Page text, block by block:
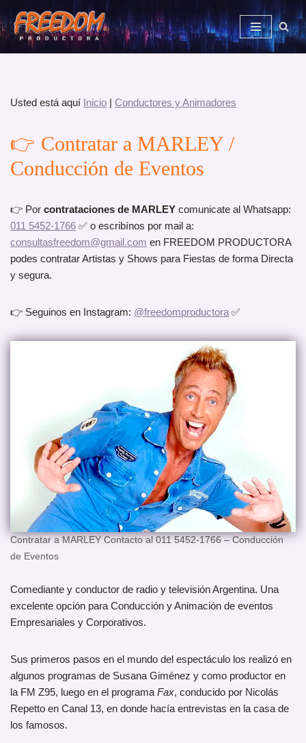
Saltar
al
Usted está aquí Inicio | Conductores y Animadores
👉 Contratar a MARLEY /
Conducción de Eventos
👉 Por contrataciones de MARLEY comunicate al Whatsapp:
011 5452-1766 ✅ o escribínos por mail a:
consultasfreedom@gmail.com en FREEDOM PRODUCTORA
podes contratar Artistas y Shows para Fiestas de forma Directa
y segura.
👉 Seguinos en Instagram: @freedomproductora ✅
Contratar a MARLEY Contacto al 011 5452-1766 – Conducción
de Eventos
Comediante y conductor de radio y televisión Argentina. Una
excelente opción para Conducción y Animación de eventos
Empresariales y Corporativos.
Sus primeros pasos en el mundo del espectáculo los realizó en
algunos programas de Susana Giménez y como productor en
la FM Z95, luego en el programa Fax, conducido por Nicolás
Repetto en Canal 13, en donde hacía entrevistas en la casa de
los famosos.